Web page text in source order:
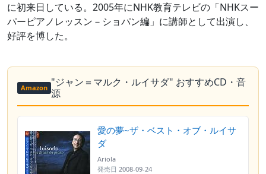
に初来日している。2005年にNHK教育テレビの「NHKスー
パーピアノレッスン－ショパン編」に講師として出演し、
好評を博した。
Amazon "ジャン＝マルク・ルイサダ" おすすめCD・音
源
愛の夢~ザ・ベスト・オブ・ルイサ
ダ
Ariola
発売日 2008-09-24